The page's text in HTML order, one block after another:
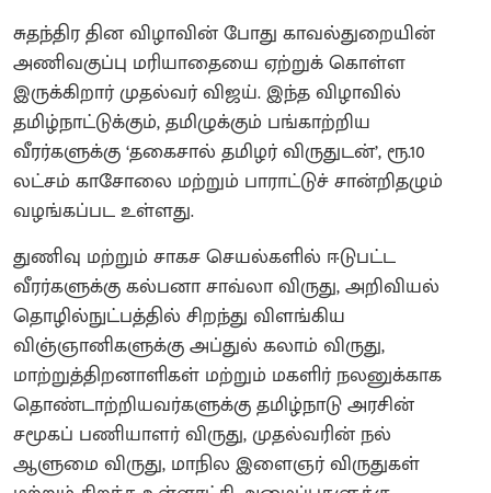
சுதந்திர தின விழாவின் போது காவல்துறையின்
அணிவகுப்பு மரியாதையை ஏற்றுக் கொள்ள
இருக்கிறார் முதல்வர் விஜய். இந்த விழாவில்
தமிழ்நாட்டுக்கும், தமிழுக்கும் பங்காற்றிய
வீரர்களுக்கு ‘தகைசால் தமிழர் விருதுடன்’, ரூ.10
லட்சம் காசோலை மற்றும் பாராட்டுச் சான்றிதழும்
வழங்கப்பட உள்ளது.
துணிவு மற்றும் சாகச செயல்களில் ஈடுபட்ட
வீரர்களுக்கு கல்பனா சாவ்லா விருது, அறிவியல்
தொழில்நுட்பத்தில் சிறந்து விளங்கிய
விஞ்ஞானிகளுக்கு அப்துல் கலாம் விருது,
மாற்றுத்திறனாளிகள் மற்றும் மகளிர் நலனுக்காக
தொண்டாற்றியவர்களுக்கு தமிழ்நாடு அரசின்
சமூகப் பணியாளர் விருது, முதல்வரின் நல்
ஆளுமை விருது, மாநில இளைஞர் விருதுகள்